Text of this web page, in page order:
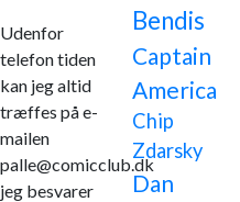
Udenfor
telefon tiden
kan jeg altid
træffes på e-
mailen
palle@comicclub.dk
jeg besvarer
Bendis
Captain
America
Chip
Zdarsky
Dan